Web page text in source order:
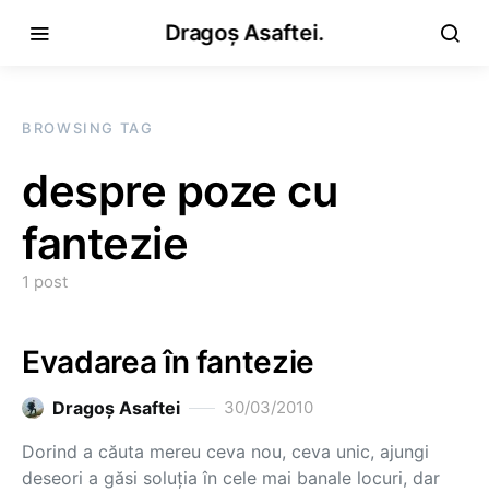
Dragoș Asaftei.
BROWSING TAG
despre poze cu
fantezie
1 post
Evadarea în fantezie
Dragoş Asaftei 30/03/2010
Dorind a căuta mereu ceva nou, ceva unic, ajungi
deseori a găsi soluţia în cele mai banale locuri, dar